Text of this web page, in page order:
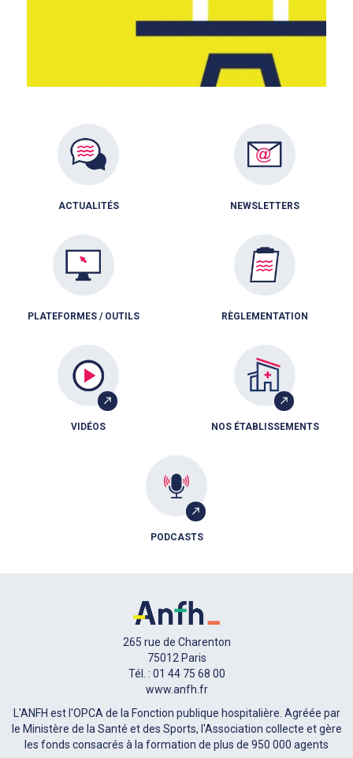
ACTUALITÉS NEWSLETTERS
PLATEFORMES / OUTILS RÈGLEMENTATION
VIDÉOS NOS ÉTABLISSEMENTS
PODCASTS
265 rue de Charenton
75012 Paris
Tél. : 01 44 75 68 00
www.anfh.fr
L'ANFH est l'OPCA de la Fonction publique hospitalière. Agréée par
le Ministère de la Santé et des Sports, l'Association collecte et gère
les fonds consacrés à la formation de plus de 950 000 agents